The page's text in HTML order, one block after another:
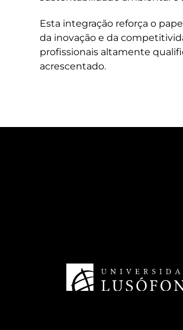
Esta integração reforça o
da inovação e da
profissionais altamente
acrescentado.